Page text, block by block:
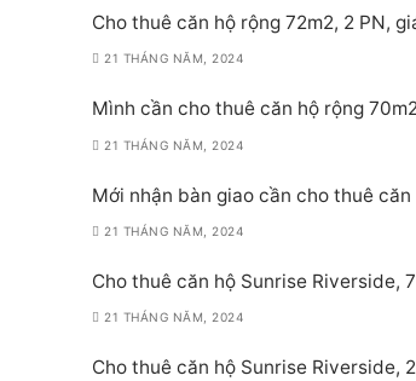
Cho thuê căn hộ rộng 72m2, 2 PN,
21 THÁNG NĂM, 2024
Mình cần cho thuê căn hộ rộng
21 THÁNG NĂM, 2024
Mới nhận bàn giao cần cho thuê
21 THÁNG NĂM, 2024
Cho thuê căn hộ Sunrise Riverside,
21 THÁNG NĂM, 2024
Cho thuê căn hộ Sunrise Riverside,